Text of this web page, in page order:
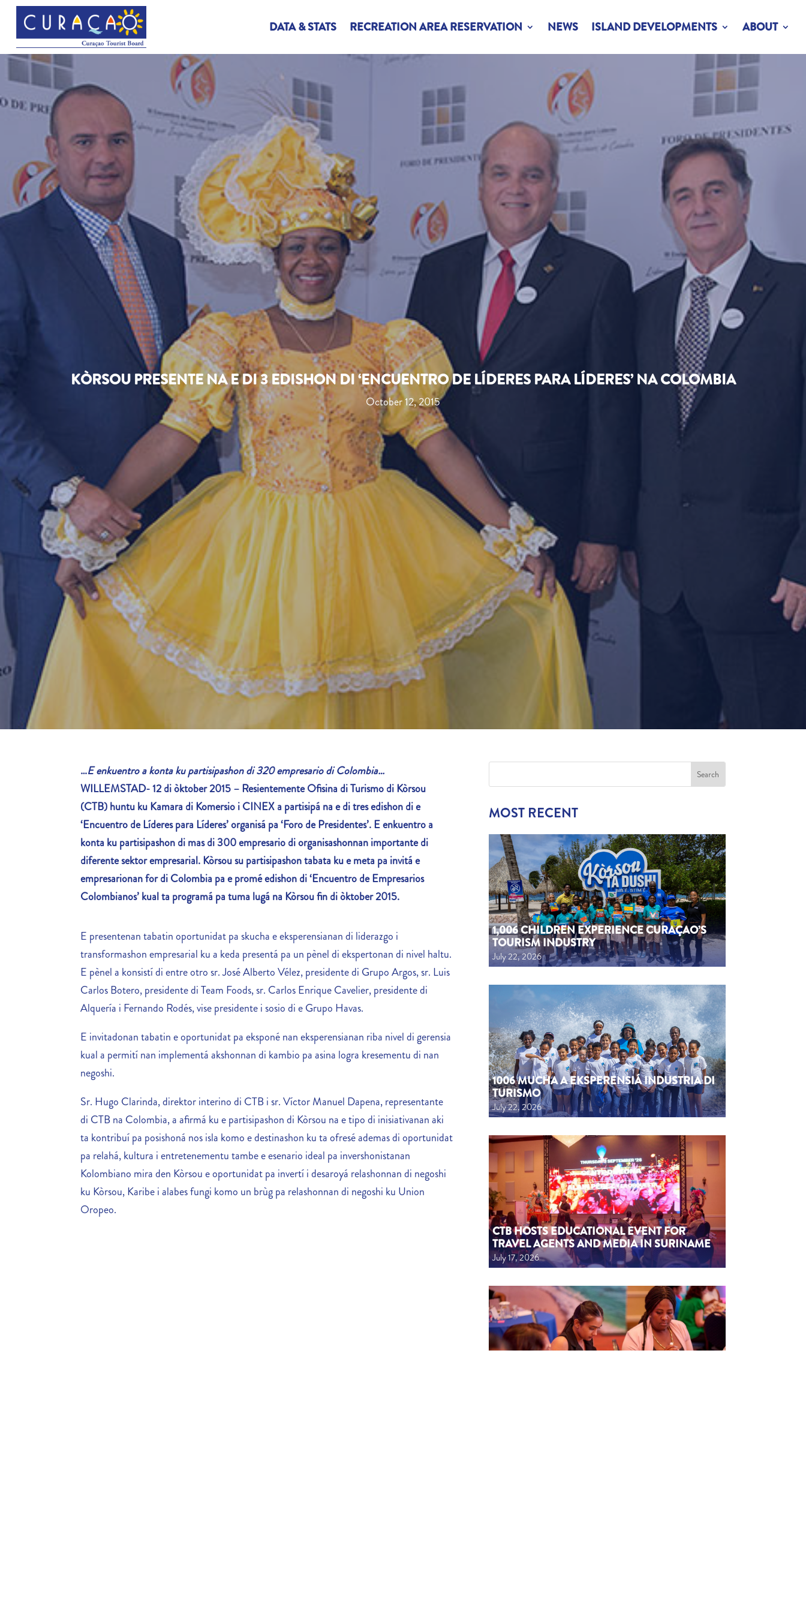
DATA & STATS RECREATION AREA RESERVATION NEWS ISLAND DEVELOPMENTS ABOUT
KÒRSOU PRESENTE NA E DI 3 EDISHON DI ‘ENCUENTRO DE LÍDERES PARA LÍDERES’ NA COLOMBIA
October 12, 2015
…E enkuentro a konta ku partisipashon di 320 empresario di Colombia…
WILLEMSTAD- 12 di òktober 2015 –Resientemente Ofisina di Turismo di Kòrsou
(CTB) huntu ku Kamara di Komersio i CINEX a partisipá na e di tres edishon di e
‘Encuentro de Líderes para Líderes’ organisá pa ‘Foro de Presidentes’. E enkuentro a
konta ku partisipashon di mas di 300 empresario di organisashonnan importante di
diferente sektor empresarial. Kòrsou su partisipashon tabata ku e meta pa invitá e
empresarionan for di Colombia pa e promé edishon di ‘Encuentro de Empresarios
Colombianos’ kual ta programá pa tuma lugá na Kòrsou fin di òktober 2015.
E presentenan tabatin oportunidat pa skucha e eksperensianan di liderazgo i
transformashon empresarial ku a keda presentá pa un pènel di ekspertonan di nivel haltu.
E pènel a konsistí di entre otro sr. José Alberto Vélez, presidente di Grupo Argos, sr. Luis
Carlos Botero, presidente di Team Foods, sr. Carlos Enrique Cavelier, presidente di
Alquería i Fernando Rodés, vise presidente i sosio di e Grupo Havas.
E invitadonan tabatin e oportunidat pa eksponé nan eksperensianan riba nivel di gerensia
kual a permití nan implementá akshonnan di kambio pa asina logra kresementu di nan
negoshi.
Sr. Hugo Clarinda, direktor interino di CTB i sr. Víctor Manuel Dapena, representante
di CTB na Colombia, a afirmá ku e partisipashon di Kòrsou na e tipo di inisiativanan aki
ta kontribuí pa posishoná nos isla komo e destinashon ku ta ofresé ademas di oportunidat
pa relahá, kultura i entretenementu tambe e esenario ideal pa invershonistanan
Kolombiano mira den Kòrsou e oportunidat pa invertí i desaroyá relashonnan di negoshi
ku Kòrsou, Karibe i alabes fungi komo un brùg pa relashonnan di negoshi ku Union
Oropeo.
MOST RECENT
1,006 CHILDREN EXPERIENCE CURAÇAO’S
TOURISM INDUSTRY
July 22, 2026
1006 MUCHA A EKSPERENSIÁ INDUSTRIA DI
TURISMO
July 22, 2026
CTB HOSTS EDUCATIONAL EVENT FOR
TRAVEL AGENTS AND MEDIA IN SURINAME
July 17, 2026